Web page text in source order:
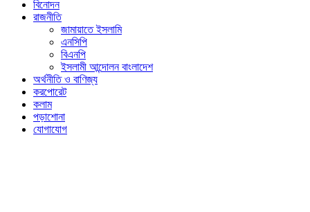
বিনোদন
রাজনীতি
জামায়াতে ইসলামি
এনসিপি
বিএনপি
ইসলামী আন্দোলন বাংলাদেশ
অর্থনীতি ও বাণিজ্য
করপোরেট
কলাম
পড়াশোনা
যোগাযোগ